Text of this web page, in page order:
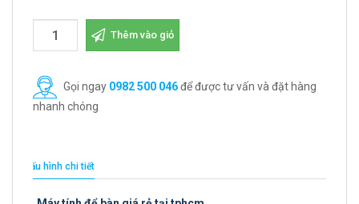
Thêm vào giỏ
Gọi ngay 0982 500 046để được tư vấn và đặt hàng
nhanh chóng
Cấu hình chi tiết